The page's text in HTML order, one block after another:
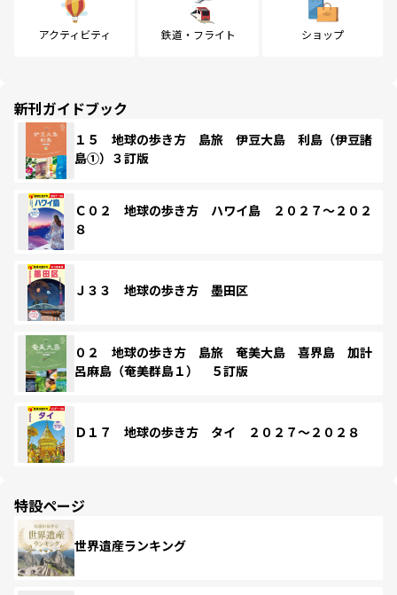
アクティビティ 鉄道・フライト ショップ
新刊ガイドブック
１５ 地球の歩き方 島旅 伊豆大島 利島（伊豆諸
島①）３訂版
Ｃ０２ 地球の歩き方 ハワイ島 ２０２７～２０２
８
Ｊ３３ 地球の歩き方 墨田区
０２ 地球の歩き方 島旅 奄美大島 喜界島 加計
呂麻島（奄美群島１） ５訂版
Ｄ１７ 地球の歩き方 タイ ２０２７～２０２８
特設ページ
世界遺産ランキング